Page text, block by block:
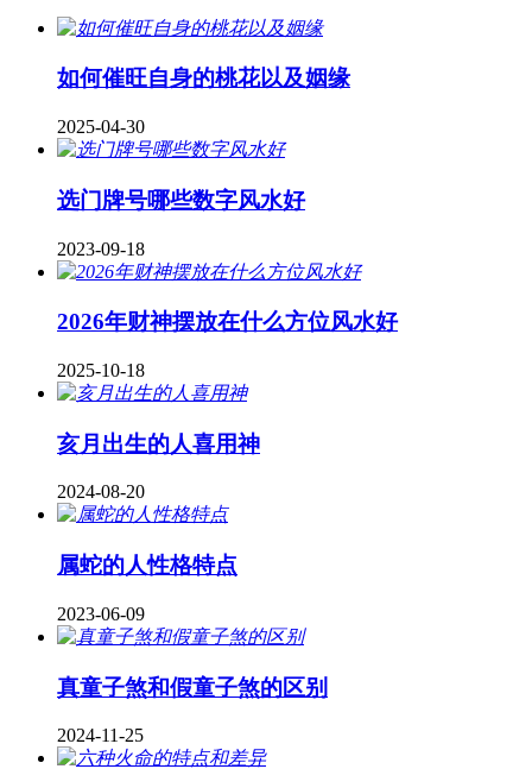
如何催旺自身的桃花以及姻缘
2025-04-30
​选门牌号哪些数字风水好
2023-09-18
2026年财神摆放在什么方位风水好
2025-10-18
亥月出生的人喜用神
2024-08-20
属蛇的人性格特点
2023-06-09
真童子煞和假童子煞的区别
2024-11-25